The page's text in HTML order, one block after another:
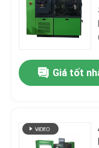
Giá tốt